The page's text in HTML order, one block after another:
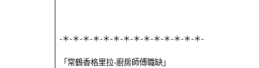
-＊-＊-＊-＊-＊-＊-＊-＊-＊-＊-＊-＊-＊-＊-
「常鶴香格里拉-廚房師傅職缺」